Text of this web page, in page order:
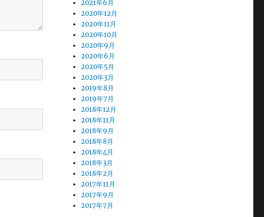
2021年6月
2020年12月
2020年11月
2020年10月
2020年9月
2020年6月
2020年5月
2020年3月
2019年8月
2019年7月
2018年12月
2018年11月
2018年9月
2018年8月
2018年4月
2018年3月
2018年2月
2017年11月
2017年9月
2017年7月